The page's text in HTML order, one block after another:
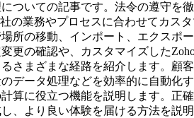
ついての記事です。法令の遵守を
社の業務やプロセスに合わせてカス
所の移動、インポート、エクス
更の確認や、カスタマイズした
さまざまな経路を紹介します。顧
データ処理などを効率的に自動化
算に役立つ機能を説明します。正
、より良い体験を届ける方法を説明